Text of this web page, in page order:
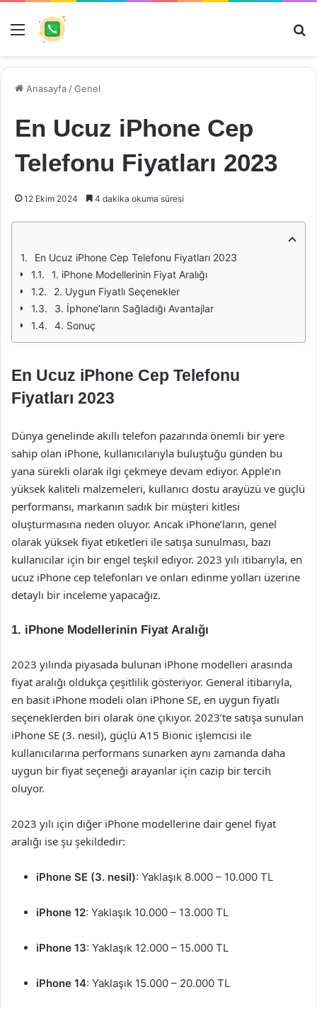
Menü
Anasayfa /Genel
En Ucuz iPhone Cep
Telefonu Fiyatları 2023
12 Ekim 2024 4 dakika okuma süresi
En Ucuz iPhone Cep Telefonu Fiyatları 2023
1. iPhone Modellerinin Fiyat Aralığı
2. Uygun Fiyatlı Seçenekler
3. İphone’ların Sağladığı Avantajlar
4. Sonuç
En Ucuz iPhone Cep Telefonu
Fiyatları 2023
Dünya genelinde akıllı telefon pazarında önemli bir yere
sahip olan iPhone, kullanıcılarıyla buluştuğu günden bu
yana sürekli olarak ilgi çekmeye devam ediyor. Apple’ın
yüksek kaliteli malzemeleri, kullanıcı dostu arayüzü ve güçlü
performansı, markanın sadık bir müşteri kitlesi
oluşturmasına neden oluyor. Ancak iPhone’ların, genel
olarak yüksek fiyat etiketleri ile satışa sunulması, bazı
kullanıcılar için bir engel teşkil ediyor. 2023 yılı itibarıyla, en
ucuz iPhone cep telefonları ve onları edinme yolları üzerine
detaylı bir inceleme yapacağız.
1. iPhone Modellerinin Fiyat Aralığı
2023 yılında piyasada bulunan iPhone modelleri arasında
fiyat aralığı oldukça çeşitlilik gösteriyor. General itibarıyla,
en basit iPhone modeli olan iPhone SE, en uygun fiyatlı
seçeneklerden biri olarak öne çıkıyor. 2023’te satışa sunulan
iPhone SE (3. nesil), güçlü A15 Bionic işlemcisi ile
kullanıcılarına performans sunarken aynı zamanda daha
uygun bir fiyat seçeneği arayanlar için cazip bir tercih
oluyor.
2023 yılı için diğer iPhone modellerine dair genel fiyat
aralığı ise şu şekildedir:
iPhone SE (3. nesil): Yaklaşık 8.000 – 10.000 TL
iPhone 12: Yaklaşık 10.000 – 13.000 TL
iPhone 13: Yaklaşık 12.000 – 15.000 TL
iPhone 14: Yaklaşık 15.000 – 20.000 TL